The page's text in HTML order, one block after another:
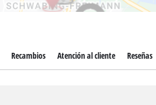
Recambios Atención al cliente Reseñas